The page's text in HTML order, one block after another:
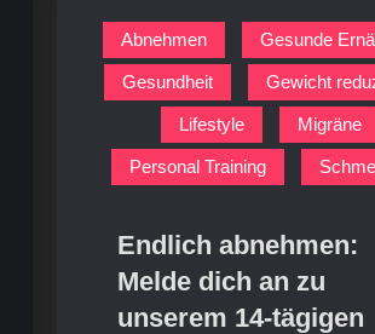
Abnehmen Gesunde
Gesundheit Gewicht
Lifestyle Migräne
Personal Training
Endlich abnehmen:
Melde dich an zu
unserem 14-tägigen